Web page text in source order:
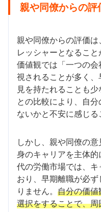
親や同僚からの評
親や同僚からの評価
レッシャーとなるこ
価値観では「一つの
視されることが多く
見を持たれることも
との比較により、自
ないかと不安に感じる
しかし、親や同僚の
身のキャリアを主体
代の労働市場では、
おり、早期離職が必
りません。 自分の価値
選択をすることで、